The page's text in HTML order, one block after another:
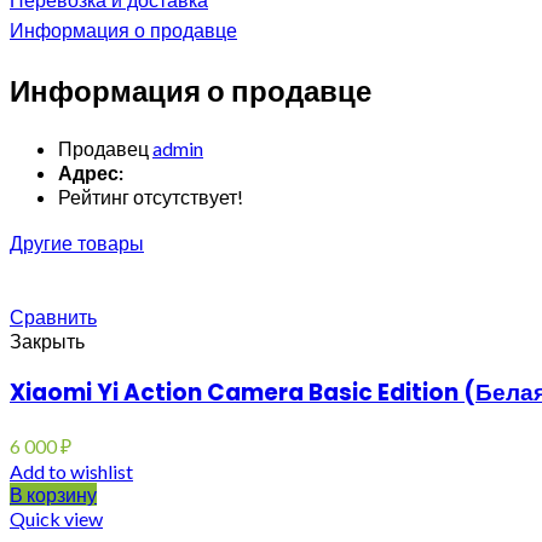
Информация о продавце
Информация о продавце
Продавец admin
Адрес:
Рейтинг отсутствует!
Другие товары
Сравнить
Закрыть
Xiaomi Yi Action Camera Basic Edition
6 000₽
Add to wishlist
В корзину
Quick view